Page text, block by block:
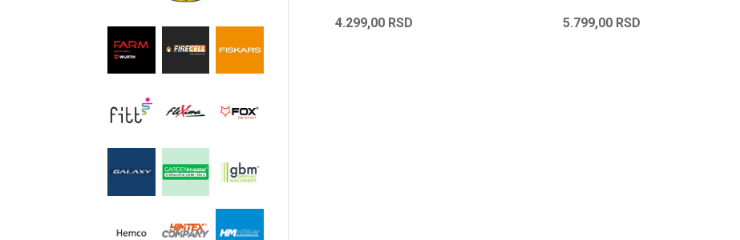
4.299,00 RSD 5.799,00 RSD